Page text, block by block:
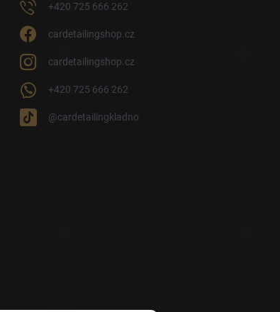
+420 725 666 262
cardetailingshop.cz
cardetailingshop.cz
+420 725 666 262
@cardetailingkladno